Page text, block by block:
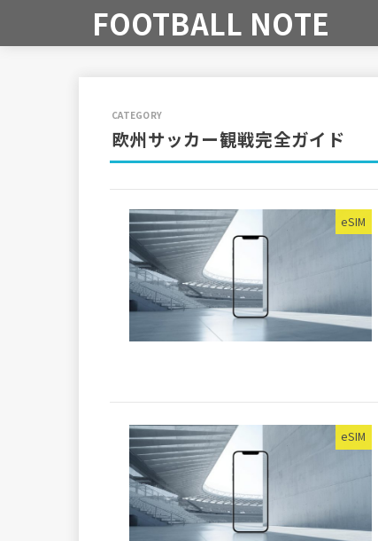
FOOTBALL NOTE
欧州サッカー観戦完全ガイド
eSIM
eSIM